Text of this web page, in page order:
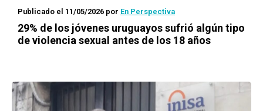
Publicado el 11/05/2026 por En Perspectiva
29% de los jóvenes uruguayos sufrió algún tipo
de violencia sexual antes de los 18 años